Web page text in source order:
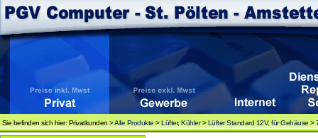
Sie befinden sich hier: Privatkunden >Alle Produkte >Lüfter, Kühler>Lüfter Standard 12V, für Gehäuse >